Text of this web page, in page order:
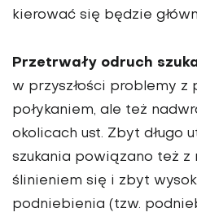
kierować się będzie
Przetrwały odruch
w przyszłości problemy z
połykaniem, ale też
okolicach ust. Zbyt długo
szukania powiązano też z
ślinieniem się i zbyt
podniebienia (tzw.